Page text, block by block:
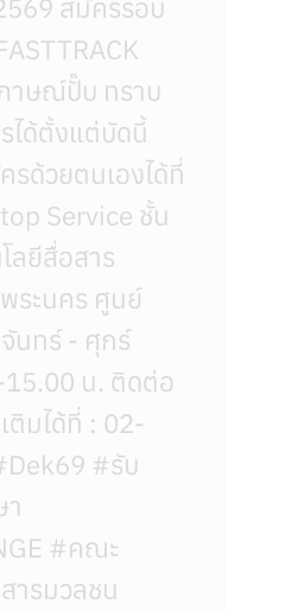
สมัครรอบ
าษณ์ปั๊บ ทราบ
ได้ตั้งแต่บัดนี้
รด้วยตนเองได้ที่
Service ชั้น
ลยีสื่อสาร
ระนคร ศูนย์
จันทร์ - ศุกร์
15.00 น. ติดต่อ
ติมได้ที่ : 02-
#รับ
#คณะ
ารมวลชน